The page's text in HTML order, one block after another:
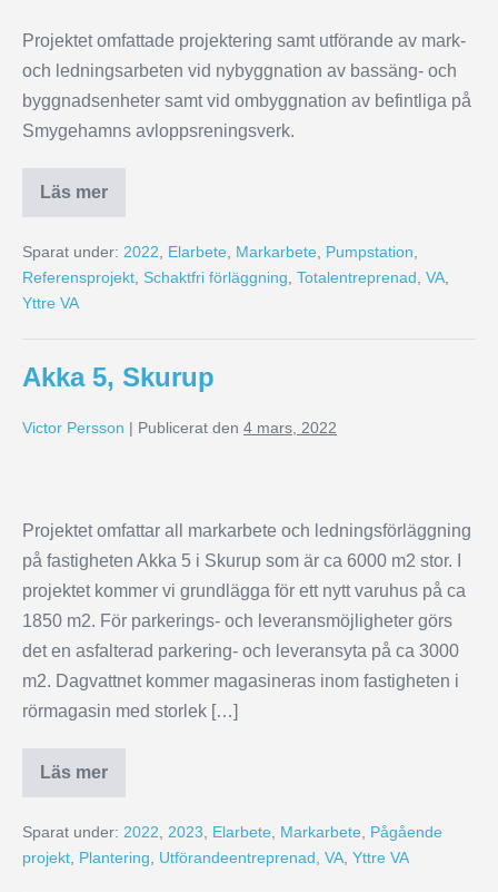
Projektet omfattade projektering samt utförande av mark-
och ledningsarbeten vid nybyggnation av bassäng- och
byggnadsenheter samt vid ombyggnation av befintliga på
Smygehamns avloppsreningsverk.
Läs mer
Sparat under: 2022 Elarbete Markarbete Pumpstation
Referensprojekt Schaktfri förläggning Totalentreprenad VA
Yttre VA
Akka 5, Skurup
Victor Persson | Publicerat den 4 mars, 2022
Projektet omfattar all markarbete och ledningsförläggning
på fastigheten Akka 5 i Skurup som är ca 6000 m2 stor. I
projektet kommer vi grundlägga för ett nytt varuhus på ca
1850 m2. För parkerings- och leveransmöjligheter görs
det en asfalterad parkering- och leveransyta på ca 3000
m2. Dagvattnet kommer magasineras inom fastigheten i
rörmagasin med storlek […]
Läs mer
Sparat under: 2022 2023 Elarbete Markarbete
Pågående
projekt Plantering Utförandeentreprenad VA Yttre VA